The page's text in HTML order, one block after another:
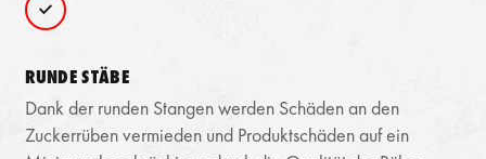
RUNDE STÄBE
Dank der runden Stangen werden Schäden an den
Zuckerrüben vermieden und Produktschäden auf ein